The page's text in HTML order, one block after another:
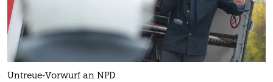
Untreue-Vorwurf an NPD